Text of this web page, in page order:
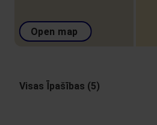
Open map
Visas Īpašības (5)